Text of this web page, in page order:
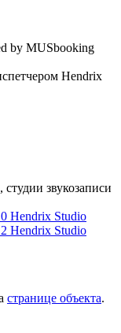
звукозаписи
странице объекта.